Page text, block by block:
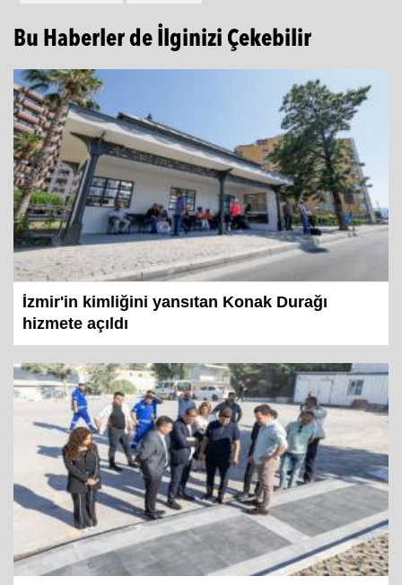
Bu Haberler de İlginizi Çekebilir
İzmir'in kimliğini yansıtan Konak Durağı
hizmete açıldı